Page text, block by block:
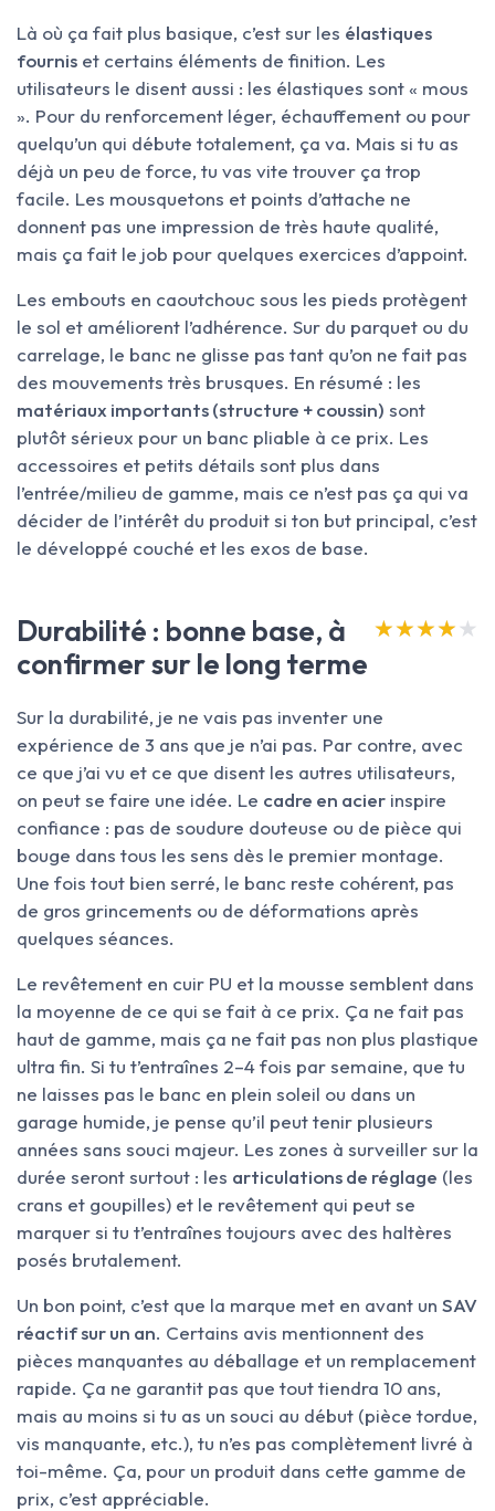
Là où ça fait plus basique, c’est sur les élastiques
fournis et certains éléments de finition. Les
utilisateurs le disent aussi : les élastiques sont « mous
». Pour du renforcement léger, échauffement ou pour
quelqu’un qui débute totalement, ça va. Mais si tu as
déjà un peu de force, tu vas vite trouver ça trop
facile. Les mousquetons et points d’attache ne
donnent pas une impression de très haute qualité,
mais ça fait le job pour quelques exercices d’appoint.
Les embouts en caoutchouc sous les pieds protègent
le sol et améliorent l’adhérence. Sur du parquet ou du
carrelage, le banc ne glisse pas tant qu’on ne fait pas
des mouvements très brusques. En résumé : les
matériaux importants (structure + coussin) sont
plutôt sérieux pour un banc pliable à ce prix. Les
accessoires et petits détails sont plus dans
l’entrée/milieu de gamme, mais ce n’est pas ça qui va
décider de l’intérêt du produit si ton but principal, c’est
le développé couché et les exos de base.
Durabilité : bonne base, à
confirmer sur le long terme
★★★★★
★★★★★
Sur la durabilité, je ne vais pas inventer une
expérience de 3 ans que je n’ai pas. Par contre, avec
ce que j’ai vu et ce que disent les autres utilisateurs,
on peut se faire une idée. Le cadre en acier inspire
confiance : pas de soudure douteuse ou de pièce qui
bouge dans tous les sens dès le premier montage.
Une fois tout bien serré, le banc reste cohérent, pas
de gros grincements ou de déformations après
quelques séances.
Le revêtement en cuir PU et la mousse semblent dans
la moyenne de ce qui se fait à ce prix. Ça ne fait pas
haut de gamme, mais ça ne fait pas non plus plastique
ultra fin. Si tu t’entraînes 2–4 fois par semaine, que tu
ne laisses pas le banc en plein soleil ou dans un
garage humide, je pense qu’il peut tenir plusieurs
années sans souci majeur. Les zones à surveiller sur la
durée seront surtout : les articulations de réglage (les
crans et goupilles) et le revêtement qui peut se
marquer si tu t’entraînes toujours avec des haltères
posés brutalement.
Un bon point, c’est que la marque met en avant un SAV
réactif sur un an. Certains avis mentionnent des
pièces manquantes au déballage et un remplacement
rapide. Ça ne garantit pas que tout tiendra 10 ans,
mais au moins si tu as un souci au début (pièce tordue,
vis manquante, etc.), tu n’es pas complètement livré à
toi-même. Ça, pour un produit dans cette gamme de
prix, c’est appréciable.